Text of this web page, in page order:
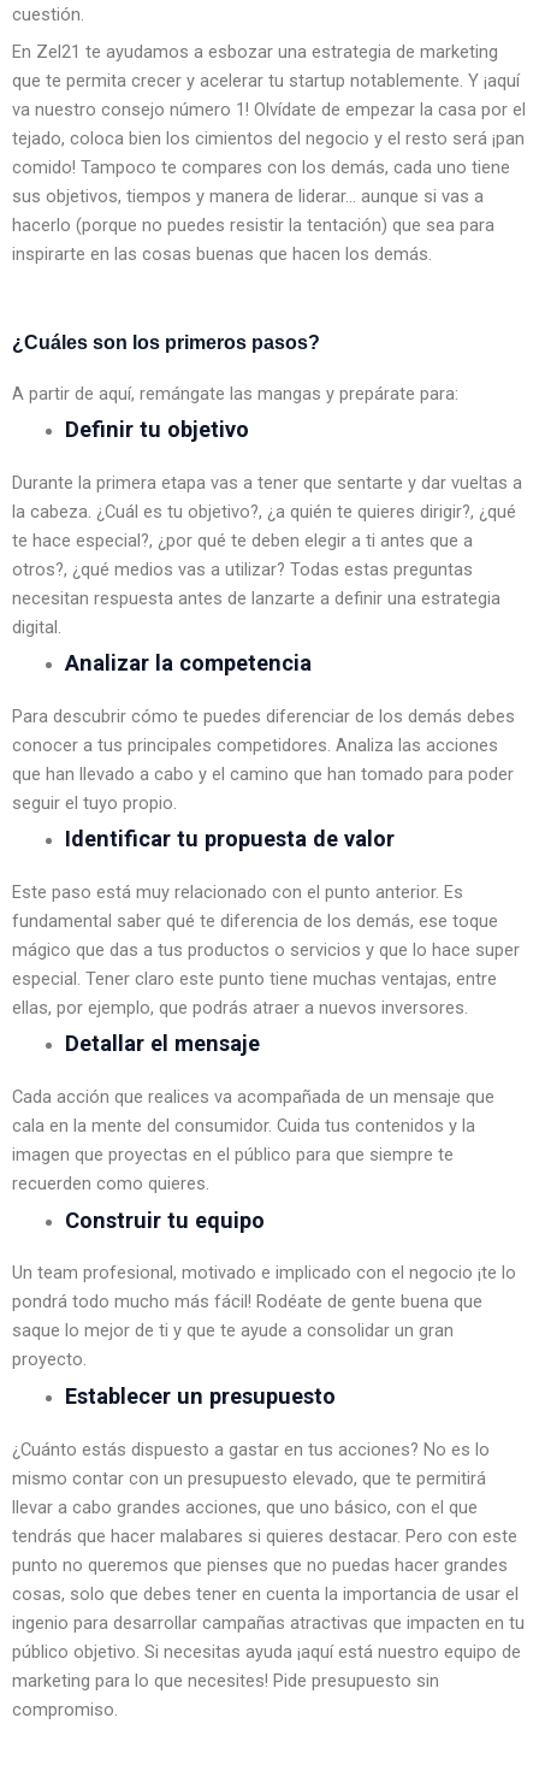
cuestión.
En Zel21 te ayudamos a esbozar una estrategia de marketing
que te permita crecer y acelerar tu startup notablemente. Y ¡aquí
va nuestro consejo número 1! Olvídate de empezar la casa por el
tejado, coloca bien los cimientos del negocio y el resto será ¡pan
comido! Tampoco te compares con los demás, cada uno tiene
sus objetivos, tiempos y manera de liderar… aunque si vas a
hacerlo (porque no puedes resistir la tentación) que sea para
inspirarte en las cosas buenas que hacen los demás.
¿Cuáles son los primeros pasos?
A partir de aquí, remángate las mangas y prepárate para:
Definir tu objetivo
Durante la primera etapa vas a tener que sentarte y dar vueltas a
la cabeza. ¿Cuál es tu objetivo?, ¿a quién te quieres dirigir?, ¿qué
te hace especial?, ¿por qué te deben elegir a ti antes que a
otros?, ¿qué medios vas a utilizar? Todas estas preguntas
necesitan respuesta antes de lanzarte a definir una estrategia
digital.
Analizar la competencia
Para descubrir cómo te puedes diferenciar de los demás debes
conocer a tus principales competidores. Analiza las acciones
que han llevado a cabo y el camino que han tomado para poder
seguir el tuyo propio.
Identificar tu propuesta de valor
Este paso está muy relacionado con el punto anterior. Es
fundamental saber qué te diferencia de los demás, ese toque
mágico que das a tus productos o servicios y que lo hace super
especial. Tener claro este punto tiene muchas ventajas, entre
ellas, por ejemplo, que podrás atraer a nuevos inversores.
Detallar el mensaje
Cada acción que realices va acompañada de un mensaje que
cala en la mente del consumidor. Cuida tus contenidos y la
imagen que proyectas en el público para que siempre te
recuerden como quieres.
Construir tu equipo
Un team profesional, motivado e implicado con el negocio ¡te lo
pondrá todo mucho más fácil! Rodéate de gente buena que
saque lo mejor de ti y que te ayude a consolidar un gran
proyecto.
Establecer un presupuesto
¿Cuánto estás dispuesto a gastar en tus acciones? No es lo
mismo contar con un presupuesto elevado, que te permitirá
llevar a cabo grandes acciones, que uno básico, con el que
tendrás que hacer malabares si quieres destacar. Pero con este
punto no queremos que pienses que no puedas hacer grandes
cosas, solo que debes tener en cuenta la importancia de usar el
ingenio para desarrollar campañas atractivas que impacten en tu
público objetivo. Si necesitas ayuda ¡aquí está nuestro equipo de
marketing para lo que necesites! Pide presupuesto sin
compromiso.